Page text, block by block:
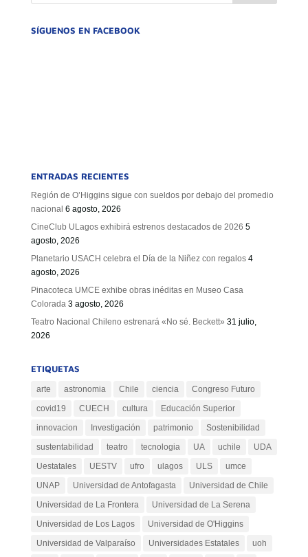
SÍGUENOS EN FACEBOOK
ENTRADAS RECIENTES
Región de O’Higgins sigue con sueldos por debajo del promedio
nacional 6 agosto, 2026
CineClub ULagos exhibirá estrenos destacados de 2026 5
agosto, 2026
Planetario USACH celebra el Día de la Niñez con regalos 4
agosto, 2026
Pinacoteca UMCE exhibe obras inéditas en Museo Casa
Colorada 3 agosto, 2026
Teatro Nacional Chileno estrenará «No sé. Beckett» 31 julio,
2026
ETIQUETAS
arte astronomia Chile ciencia
Congreso Futuro
covid19
CUECH cultura
Educación Superior
innovacion
Investigación patrimonio
Sostenibilidad
sustentabilidad
teatro tecnologia UA uchile
UDA
Uestatales
UESTV ufro ulagos ULS
umce
UNAP
Universidad de Antofagasta
Universidad de Chile
Universidad de La Frontera
Universidad de La Serena
Universidad de Los Lagos
Universidad de O'Higgins
Universidad de Valparaíso
Universidades Estatales
uoh